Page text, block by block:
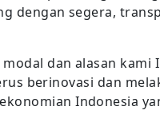
dengan segera,
dan alasan kami
berinovasi dan
Indonesia